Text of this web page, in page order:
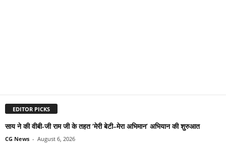
EDITOR PICKS
साय ने की वीबी-जी राम जी के तहत ‘मेरी बेटी–मेरा अभिमान’ अभियान की शुरुआत
CG News - August 6, 2026